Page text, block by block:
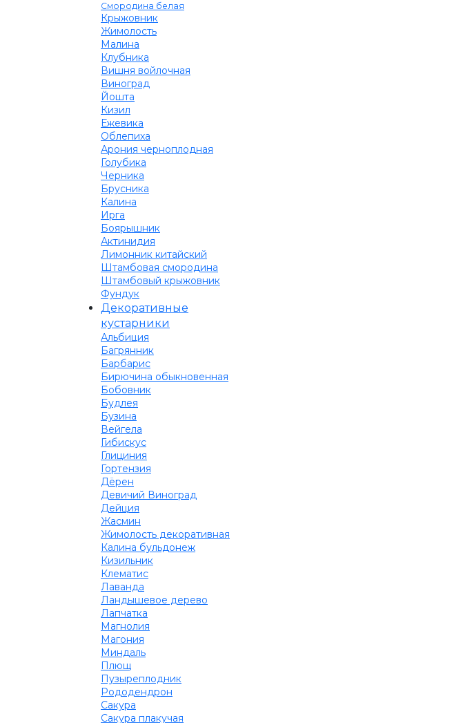
Смородина белая
Крыжовник
Жимолость
Малина
Клубника
Вишня войлочная
Виноград
Йошта
Кизил
Ежевика
Облепиха
Арония черноплодная
Голубика
Черника
Брусника
Калина
Ирга
Боярышник
Актинидия
Лимонник китайский
Штамбовая смородина
Штамбовый крыжовник
Фундук
Декоративные
кустарники
Альбиция
Багрянник
Барбарис
Бирючина обыкновенная
Бобовник
Будлея
Бузина
Вейгела
Гибискус
Глициния
Гортензия
Дёрен
Девичий Виноград
Дейция
Жасмин
Жимолость декоративная
Калина бульдонеж
Кизильник
Клематис
Лаванда
Ландышевое дерево
Лапчатка
Магнолия
Магония
Миндаль
Плющ
Пузыреплодник
Рододендрон
Сакура
Сакура плакучая